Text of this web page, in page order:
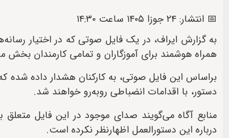
📅 انتشار: ۲۴ جوزا ۱۴۰۵ ساعت ۱۴:۳۰
به گزارش ایراف، در یک فایل صوتی که در اختیار
همراه هوشمند برای آموزگاران و تمامی کارمندان
براساس این فایل صوتی، به کارکنان هشدار داده
دستور، با اقدامات انضباطی روبه‌رو خواهند شد.
منابع آگاه می‌گویند صدای موجود در این فایل
درباره این دستورالعمل اظهارنظر نکرده است.